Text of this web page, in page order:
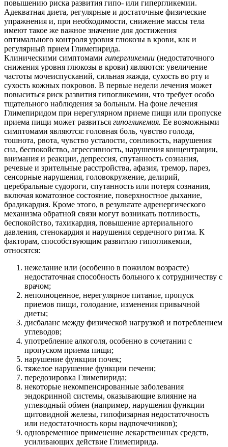
повышению риска развития гипо- или гипергликемии.
Адекватная диета, регулярные и достаточные физические
упражнения и, при необходимости, снижение массы тела
имеют такое же важное значение для достижения
оптимального контроля уровня глюкозы в крови, как и
регулярный прием Глимепирида.
Клиническими симптомами гипергликемии (недостаточного
снижения уровня глюкозы в крови) являются: увеличение
частоты мочеиспусканий, сильная жажда, сухость во рту и
сухость кожных покровов. В первые недели лечения может
повыситься риск развития гипогликемии, что требует особо
тщательного наблюдения за больным. На фоне лечения
Глимепиридом при нерегулярном приеме пищи или пропуске
приема пищи может развиться гипогликемия. Ее возможными
симптомами являются: головная боль, чувство голода,
тошнота, рвота, чувство усталости, сонливость, нарушения
сна, беспокойство, агрессивность, нарушения концентрации,
внимания и реакции, депрессия, спутанность сознания,
речевые и зрительные расстройства, афазия, тремор, парез,
сенсорные нарушения, головокружение, делирий,
церебральные судороги, спутанность или потеря сознания,
включая коматозное состояние, поверхностное дыхание,
брадикардия. Кроме этого, в результате адренергического
механизма обратной связи могут возникать потливость,
беспокойство, тахикардия, повышение артериального
давления, стенокардия и нарушения сердечного ритма. К
факторам, способствующим развитию гипогликемии,
относятся:
нежелание или (особенно в пожилом возрасте)
недостаточная способность больного к сотрудничеству с
врачом;
неполноценное, нерегулярное питание, пропуск
приемов пищи, голодание, изменения привычной
диеты;
дисбаланс между физической нагрузкой и потреблением
углеводов;
употребление алкоголя, особенно в сочетании с
пропуском приема пищи;
нарушение функции почек;
тяжелое нарушение функции печени;
передозировка Глимепирида;
некоторые некомпенсированные заболевания
эндокринной системы, оказывающие влияние на
углеводный обмен (например, нарушения функции
щитовидной железы, гипофизарная недостаточность
или недостаточность коры надпочечников);
одновременное применение лекарственных средств,
усиливающих действие Глимепирида.